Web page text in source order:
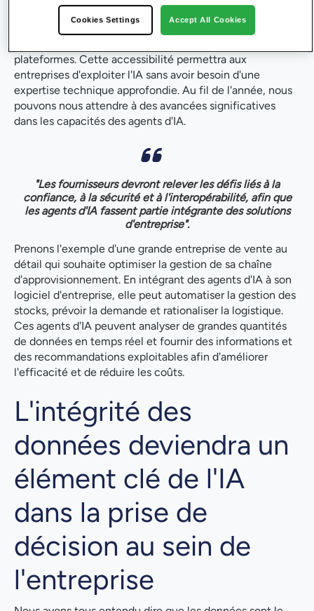
permettront aux entreprises d'extraire facilement des
plateformes. Cette accessibilité permettra aux
entreprises d'exploiter l'IA sans avoir besoin d'une
expertise technique approfondie. Au fil de l'année, nous
pouvons nous attendre à des avancées significatives
dans les capacités des agents d'IA.
"Les fournisseurs devront relever les défis liés à la
confiance, à la sécurité et à l'interopérabilité, afin que
les agents d'IA fassent partie intégrante des solutions
d'entreprise".
Prenons l'exemple d'une grande entreprise de vente au
détail qui souhaite optimiser la gestion de sa chaîne
d'approvisionnement. En intégrant des agents d'IA à son
logiciel d'entreprise, elle peut automatiser la gestion des
stocks, prévoir la demande et rationaliser la logistique.
Ces agents d'IA peuvent analyser de grandes quantités
de données en temps réel et fournir des informations et
des recommandations exploitables afin d'améliorer
l'efficacité et de réduire les coûts.
L'intégrité des
données deviendra un
élément clé de l'IA
dans la prise de
décision au sein de
l'entreprise
Cookies Settings Accept All Cookies